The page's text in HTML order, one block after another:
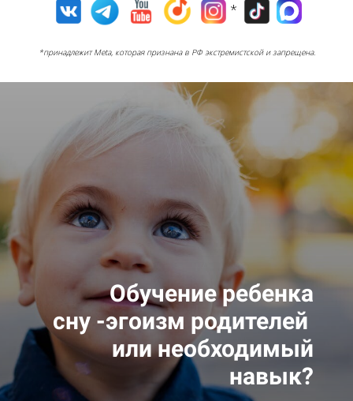
*
*принадлежит Meta, которая признана в РФ экстремистской и запрещена.
Обучениеребенка
сну -эгоизм родителей
или необходимый
навык?